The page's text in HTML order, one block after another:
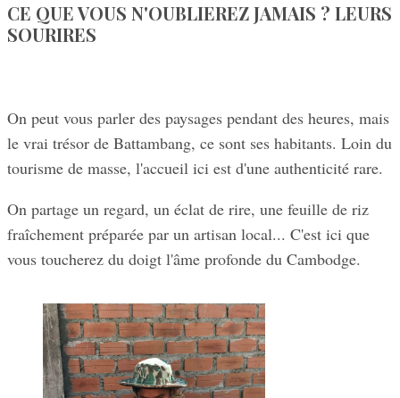
CE QUE VOUS N'OUBLIEREZ JAMAIS ? LEURS
SOURIRES
On peut vous parler des paysages pendant des heures, mais
le vrai trésor de Battambang, ce sont ses habitants. Loin du
tourisme de masse, l'accueil ici est d'une authenticité rare.
On partage un regard, un éclat de rire, une feuille de riz
fraîchement préparée par un artisan local... C'est ici que
vous toucherez du doigt l'âme profonde du Cambodge.